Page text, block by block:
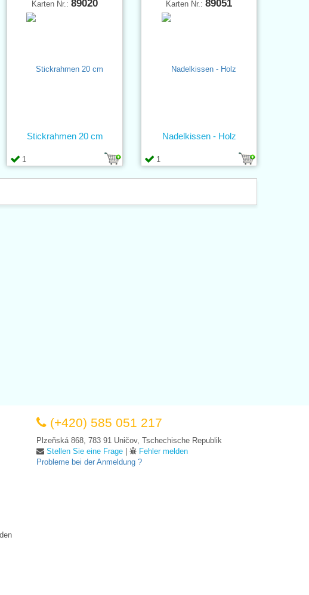
Karten Nr.: 89020
1
Stickrahmen 20 cm
Karten Nr.: 89051
1
Nadelkissen - Holz
(+420) 585 051 217
Plzeňská 868, 783 91 Uničov, Tschechische Republik
Stellen Sie eine Frage |
Fehler melden
Probleme bei der Anmeldung ?